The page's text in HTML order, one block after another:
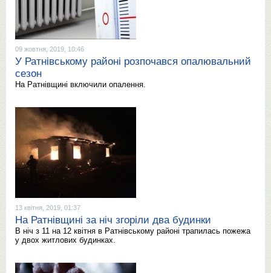
09 жовтня, 2019, 10:46
У Ратнівському районі розпочався опалювальний
сезон
На Ратнівщині включили опалення.
13 квітня, 2019, 01:37
На Ратнівщині за ніч згоріли два будинки
В ніч з 11 на 12 квітня в Ратнівському районі трапилась пожежа
у двох житлових будинках.